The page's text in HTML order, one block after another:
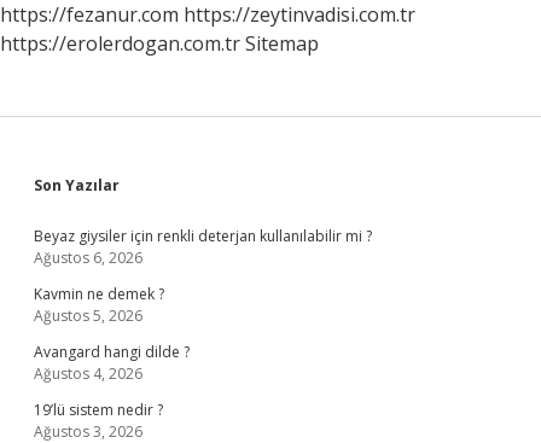
https://fezanur.com https://zeytinvadisi.com.tr
https://erolerdogan.com.trSitemap
Sidebar
Son Yazılar
Beyaz giysiler için renkli deterjan kullanılabilir mi ?
Ağustos 6, 2026
Kavmin ne demek ?
Ağustos 5, 2026
Avangard hangi dilde ?
Ağustos 4, 2026
19’lü sistem nedir ?
Ağustos 3, 2026